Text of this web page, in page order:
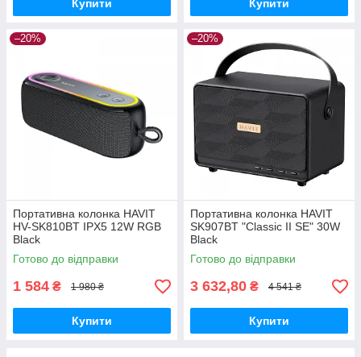
Купити Купити
–20%
Портативна колонка HAVIT
HV-SK810BT IPX5 12W RGB
Black
Готово до відправки
1 584 ₴ 1 980 ₴
Купити
–20%
Портативна колонка HAVIT
SK907BT "Classic II SE" 30W
Black
Готово до відправки
3 632,80 ₴ 4 541 ₴
Купити